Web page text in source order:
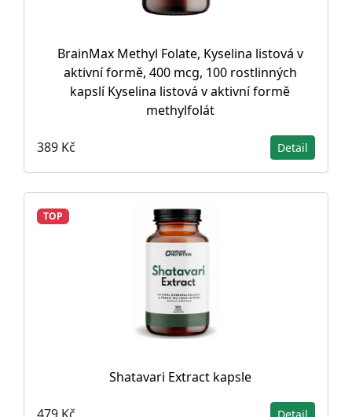
BrainMax Methyl Folate, Kyselina listová v
aktivní formě, 400 mcg, 100 rostlinných
kapslí Kyselina listová v aktivní formě
methylfolát
389 Kč Detail
TOP
Shatavari Extract kapsle